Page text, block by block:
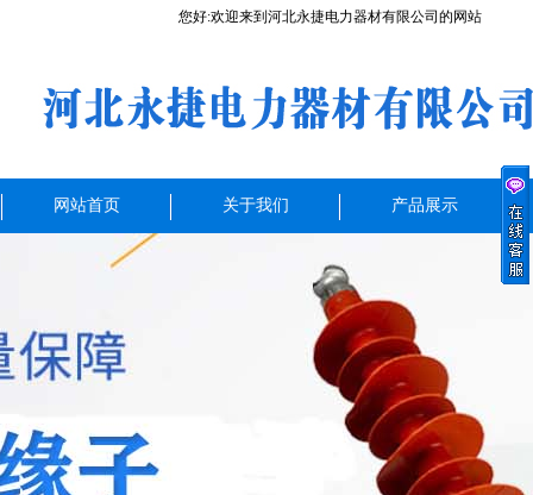
您好:欢迎来到河北永捷电力器材有限公司的网站
网站首页 关于我们 产品展示